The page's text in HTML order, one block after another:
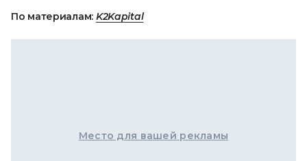
По материалам: K2Kapital
Место для вашей рекламы